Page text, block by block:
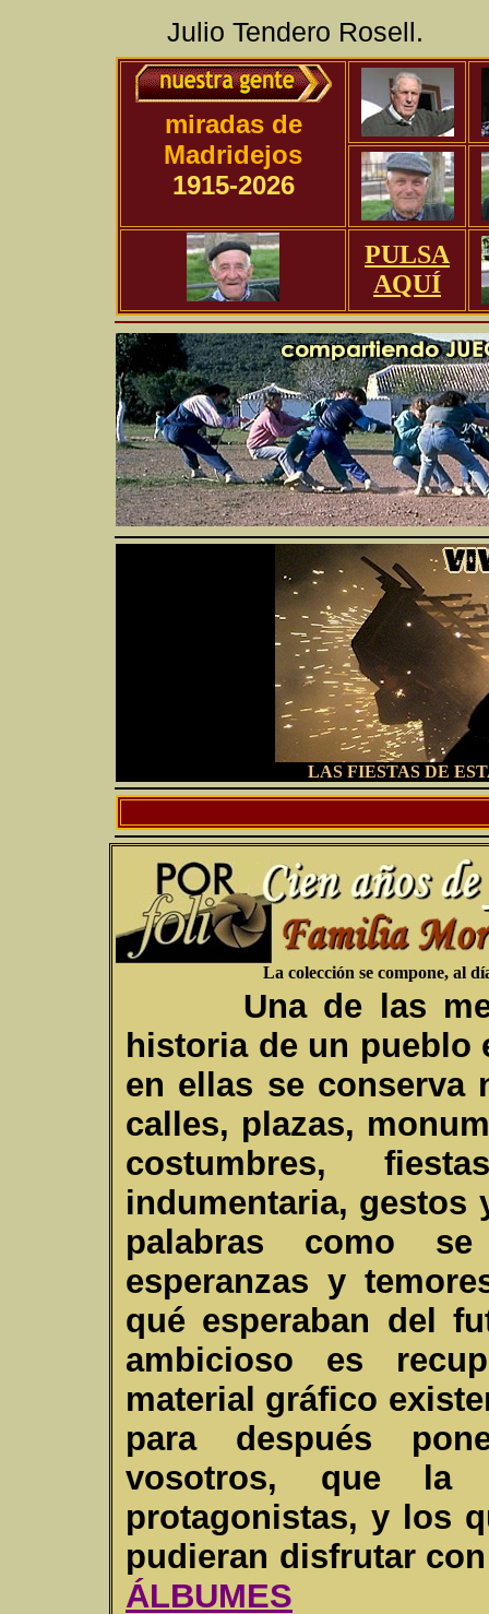
Julio Tendero Rosell.
miradas de
Madridejos
1915-2026
PULSA
AQUÍ
LAS FIESTAS DE
La colección se compone, al
Una de las
historia de un pueblo
en ellas se conserva
calles, plazas,
costumbres,
indumentaria, gestos
palabras como
esperanzas y
qué esperaban del
ambicioso es
material gráfico
para después
vosotros, que la
protagonistas, y los
pudieran disfrutar
ÁLBUMES